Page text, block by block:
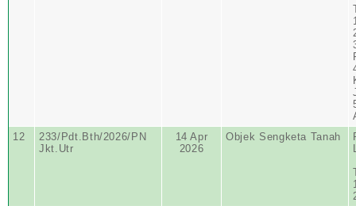
12
233/Pdt.Bth/2026/PN
Jkt.Utr
14 Apr
2026
Objek Sengketa Tanah